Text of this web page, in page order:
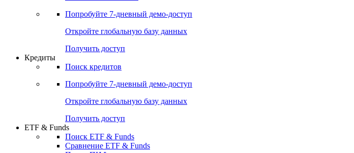
Поиск акций
Дивидендный календарь
Российские IPO/SPO
Попробуйте7-дневный
Откройте глобальную базу данных
Получить доступ
Кредиты
Поиск кредитов
Попробуйте7-дневный
Откройте глобальную базу данных
Получить доступ